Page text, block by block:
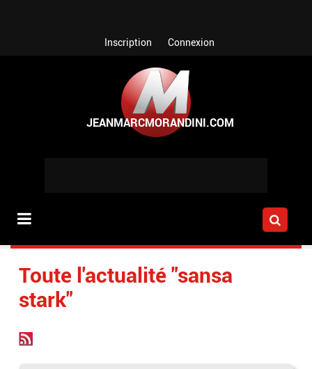
Inscription Connexion
Toute l'actualité "sansa
stark"